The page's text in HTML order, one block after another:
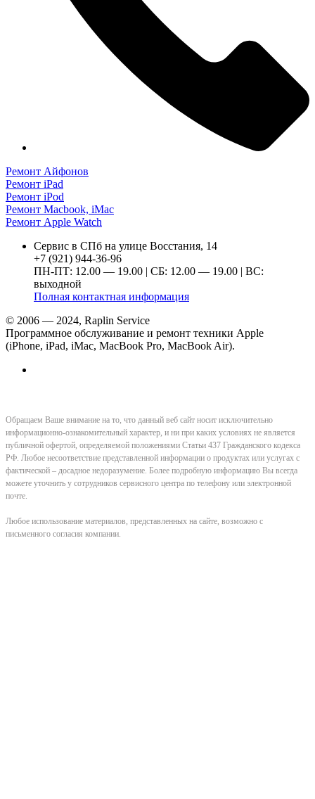
Ремонт Айфонов
Ремонт iPad
Ремонт iPod
Ремонт Macbook, iMac
Ремонт Apple Watch
Сервис в СПб на улице Восстания, 14
+7 (921) 944-36-96
ПН-ПТ: 12.00 — 19.00 | СБ: 12.00 — 19.00 | ВС:
выходной
Полная контактная информация
© 2006 — 2024, Raplin Service
Программное обслуживание и ремонт техники Apple
(iPhone, iPad, iMac, MacBook Pro, MacBook Air).
Обращаем Ваше внимание на то, что данный веб сайт носит исключительно
информационно-ознакомительный характер, и ни при каких условиях не является
публичной офертой, определяемой положениями Статьи 437 Гражданского кодекса
РФ. Любое несоответствие представленной информации о продуктах или услугах с
фактической – досадное недоразумение. Более подробную информацию Вы всегда
можете уточнить у сотрудников сервисного центра по телефону или электронной
почте.
Любое использование материалов, представленных на сайте, возможно с
письменного согласия компании.